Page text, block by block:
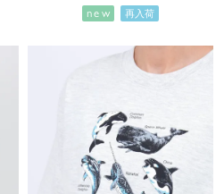
new
再入荷